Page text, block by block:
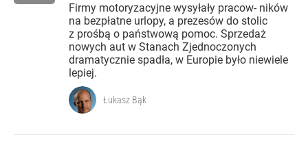
Firmy motoryzacyjne wysyłały pracow- ników
na bezpłatne urlopy, a prezesów do stolic
z prośbą o państwową pomoc. Sprzedaż
nowych aut w Stanach Zjednoczonych
dramatycznie spadła, w Europie było niewiele
lepiej.
Łukasz Bąk